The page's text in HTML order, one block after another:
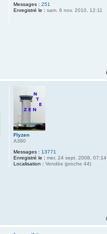
Messages : 251
Enregistré le : sam. 6 nov. 2010, 12:11
Flyzen
A380
Messages : 13771
Enregistré le : mer. 24 sept. 2008, 07:14
Localisation : Vendée (proche 44)